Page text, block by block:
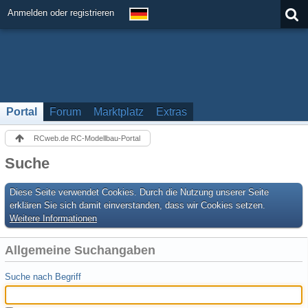
Anmelden oder registrieren
Portal Forum Marktplatz Extras
RCweb.de RC-Modellbau-Portal
Suche
Diese Seite verwendet Cookies. Durch die Nutzung unserer Seite
erklären Sie sich damit einverstanden, dass wir Cookies setzen.
Weitere Informationen
Allgemeine Suchangaben
Suche nach Begriff